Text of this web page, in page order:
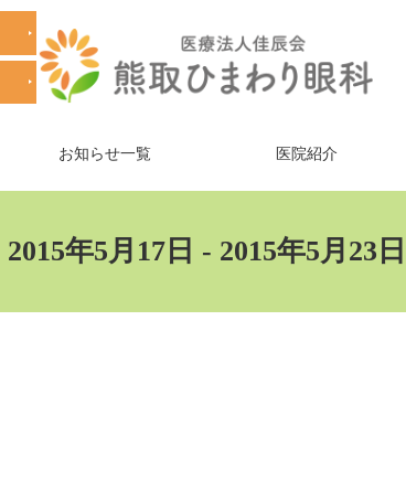
2015年5月17日 - 2015年5月23日
お知らせ一覧 医院紹介